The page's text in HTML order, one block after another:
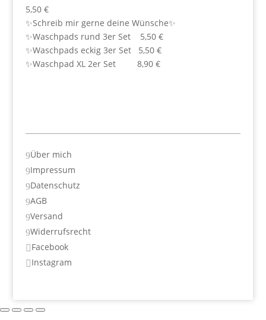
5,50 €
✨Schreib mir gerne deine Wünsche✨
✨Waschpads rund 3er Set 5,50 €
✨Waschpads eckig 3er Set 5,50 €
✨Waschpad XL 2er Set 8,90 €
9Über mich
9Impressum
9Datenschutz
9AGB
9Versand
9Widerrufsrecht
 Facebook
 Instagram